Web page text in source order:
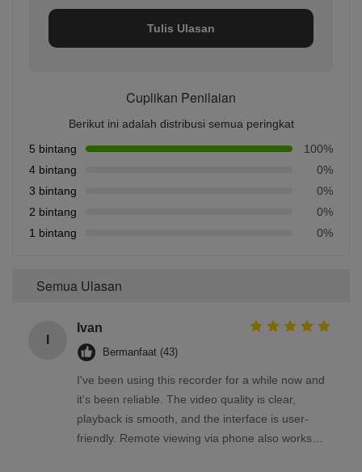
Tulis Ulasan
Cuplikan Penilaian
Berikut ini adalah distribusi semua peringkat
5 bintang
100%
4 bintang
0%
3 bintang
0%
2 bintang
0%
1 bintang
0%
Semua Ulasan
Ivan
Bermanfaat (43)
I've been using this recorder for a while now and
it's been reliable. The video quality is clear,
playback is smooth, and the interface is user-
friendly. Remote viewing via phone also works